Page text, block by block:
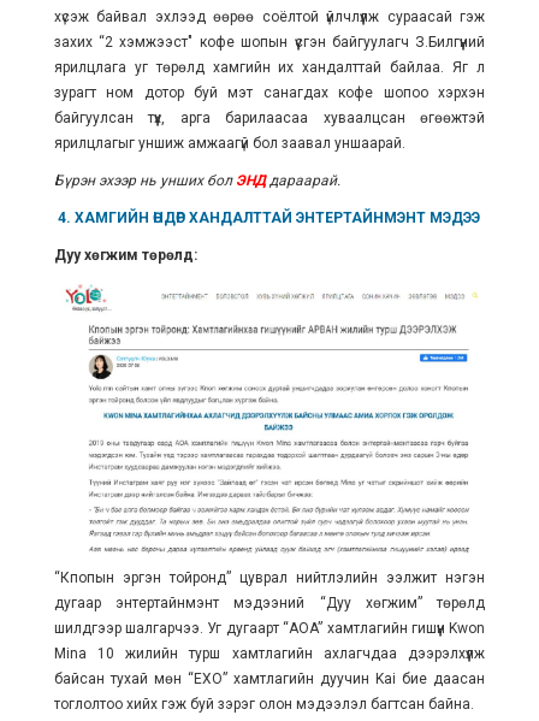
хүсэж байвал эхлээд өөрөө соёлтой үйлчлүүлж сураасай гэж
захих “2 хэмжээст" кофе шопын үүсгэн байгуулагч З.Билгүүний
ярилцлага уг төрөлд хамгийн их хандалттай байлаа. Яг л
зурагт ном дотор буй мэт санагдах кофе шопоо хэрхэн
байгуулсан түүх, арга барилаасаа хуваалцсан өгөөжтэй
ярилцлагыг уншиж амжаагүй бол заавал уншаарай.
Бүрэн эхээр нь унших бол ЭНДдараарай.
4. ХАМГИЙНӨНДӨР ХАНДАЛТТАЙ ЭНТЕРТАЙНМЭНТ МЭДЭЭ
Дуу хөгжим төрөлд:
“Кпопын эргэн тойронд” цуврал нийтлэлийн ээлжит нэгэн
дугаар энтертайнмэнт мэдээний “Дуу хөгжим” төрөлд
шилдгээр шалгарчээ. Уг дугаарт “AOA” хамтлагийн гишүүн Kwon
Mina 10 жилийн турш хамтлагийн ахлагчдаа дээрэлхүүлж
байсан тухай мөн “EXO” хамтлагийн дуучин Kai бие даасан
тоглолтоо хийх гэж буй зэрэг олон мэдээлэл багтсан байна.